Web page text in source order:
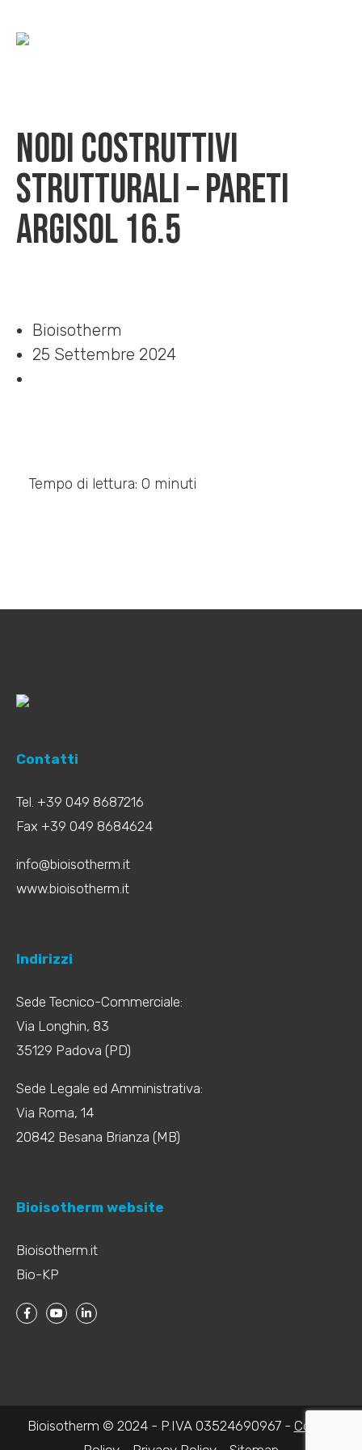
Nodi costruttivi
strutturali – pareti
Argisol 16.5
Bioisotherm
25 Settembre 2024
Tempo di lettura: 0 minuti
Contatti
Tel. +39 049 8687216
Fax +39 049 8684624
info@bioisotherm.it
www.bioisotherm.it
Indirizzi
Sede Tecnico-Commerciale:
Via Longhin, 83
35129 Padova (PD)
Sede Legale ed Amministrativa:
Via Roma, 14
20842 Besana Brianza (MB)
Bioisotherm website
Bioisotherm.it
Bio-KP
Bioisotherm © 2024 - P.IVA 03524690967 - Cookie